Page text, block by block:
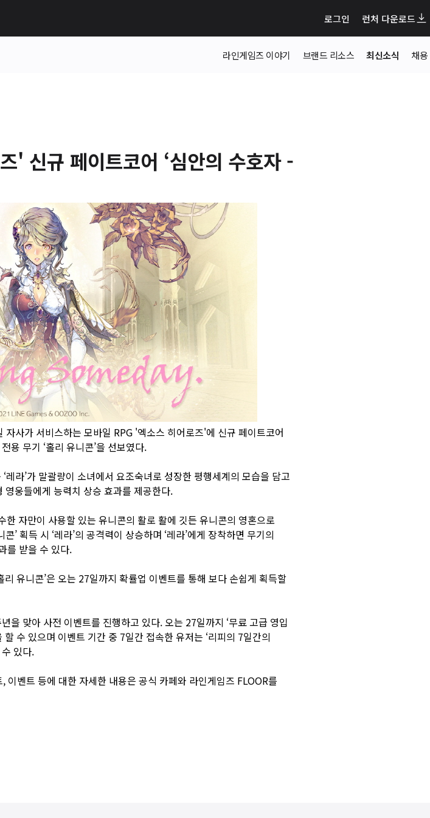
로그인 런처 다운로드
라인게임즈 이야기 브랜드 리소스 최신소식 채용
' 신규 페이트코어 ‘심안의 수호자 -
사가 서비스하는 모바일 RPG '엑소스 히어로즈'에 신규 페이트코어
용 무기 ‘홀리 유니콘’을 선보였다.
레라’가 말괄량이 소녀에서 요조숙녀로 성장한 평행세계의 모습을 담고
웅들에게 능력치 상승 효과를 제공한다.
한 자만이 사용할 있는 유니콘의 활로 활에 깃든 유니콘의 영혼으로
’ 획득 시 ‘레라’의 공격력이 상승하며 ‘레라’에게 장착하면 무기의
를 받을 수 있다.
리 유니콘’은 오는 27일까지 확률업 이벤트를 통해 보다 손쉽게 획득할
을 맞아 사전 이벤트를 진행하고 있다. 오는 27일까지 ‘무료 고급 영입
수 있으며 이벤트 기간 중 7일간 접속한 유저는 ‘리피의 7일간의
수 있다.
이벤트 등에 대한 자세한 내용은 공식 카페와 라인게임즈 FLOOR를